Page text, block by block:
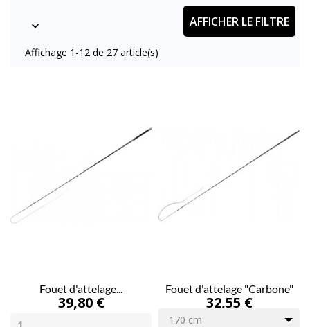
 AFFICHER LE FILTRE
Affichage 1-12 de 27 article(s)
Fouet d'attelage...
39,80 €
Fouet d'attelage "Carbone"
32,55 €
170 cm